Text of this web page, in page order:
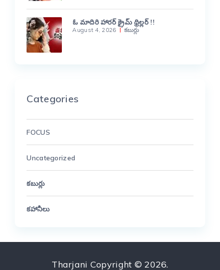
ఓ మాదిరి హారర్ క్రైమ్ థ్రిల్లర్ !!
August 4, 2026 కబుర్లు
Categories
FOCUS
Uncategorized
కబుర్లు
కహానీలు
Tharjani Copyright © 2026.